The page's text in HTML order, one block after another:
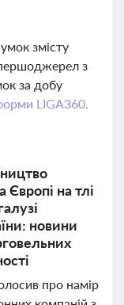
змісту
з
за добу
LIGA360.
Європі на тлі
новини
про намір